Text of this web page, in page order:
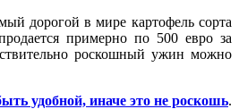
дорогой в мире картофель сорта
примерно по 500 евро за
роскошный ужин можно
удобной, иначе это не роскошь.